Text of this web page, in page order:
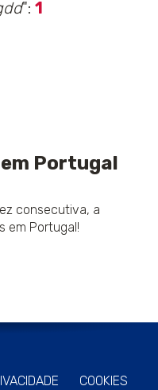
": 1
em Portugal
consecutiva, a
em Portugal!
COOKIES